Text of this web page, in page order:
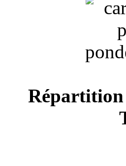
Répartition